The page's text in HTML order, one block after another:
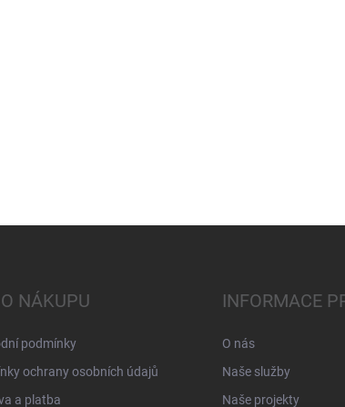
NÁKUPU
podmínky
ochrany osobních údajů
a platba
INFORMACE
O nás
Naše služby
Naše projekty